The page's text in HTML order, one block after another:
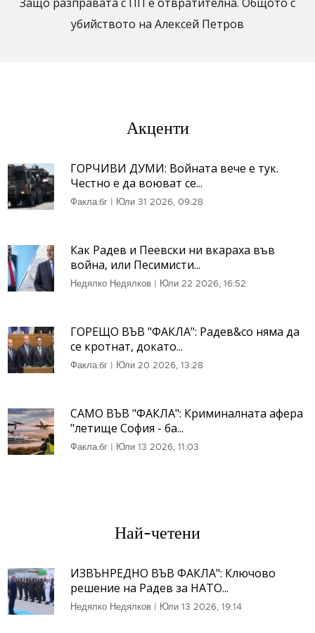
убийството на Алексей Петров
Акценти
ГОРЧИВИ ДУМИ: Войната вече е тук.
Честно е да воюват се...
Факла.бг | Юли 31 2026, 09:28
Как Радев и Пеевски ни вкараха във
война, или Песимисти...
Недялко Недялков | Юли 22 2026, 16:52
ГОРЕЩО ВЪВ "ФАКЛА": Радев&co няма да
се кротнат, докато...
Факла.бг | Юли 20 2026, 13:28
САМО ВЪВ "ФАКЛА": Криминалната афера
"летище София - ба...
Факла.бг | Юли 13 2026, 11:03
Най-четени
ИЗВЪНРЕДНО ВЪВ ФАКЛА": Ключово
решение на Радев за НАТО...
Недялко Недялков | Юли 13 2026, 19:14